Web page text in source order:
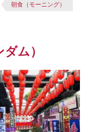
朝食（モーニング）
ム）